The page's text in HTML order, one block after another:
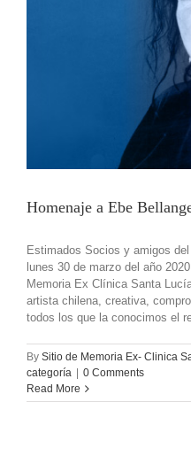
Homenaje a Ebe
Estimados Socios y amigos
lunes 30 de marzo del año
Memoria Ex Clínica Santa
artista chilena, creativa,
todos los que la conocimos el
By Sitio de Memoria Ex- Clinica
categoría
0 Comments
Read More